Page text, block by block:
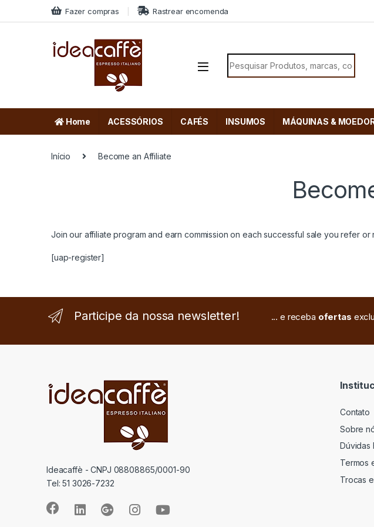
Skip to navigation
Skip to content Fazer compras Rastrear encomenda
Search for:
Home ACESSÓRIOS CAFÉS INSUMOS MÁQUINAS &
Início Become an Affiliate
Join our affiliate program and earn commission on each successful sale you refer
[uap-register]
Participe da nossa newsletter! ... e receba ofertas
Ideacaffè - CNPJ 08808865/0001-90
Tel: 51 3026-7232
Contato
Sobre
Dúvidas
Termos
Trocas